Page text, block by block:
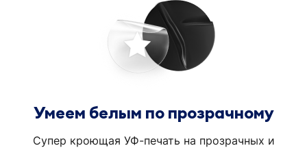
Умеем белым по прозрачному
Супер кроющая УФ-печать на прозрачных и